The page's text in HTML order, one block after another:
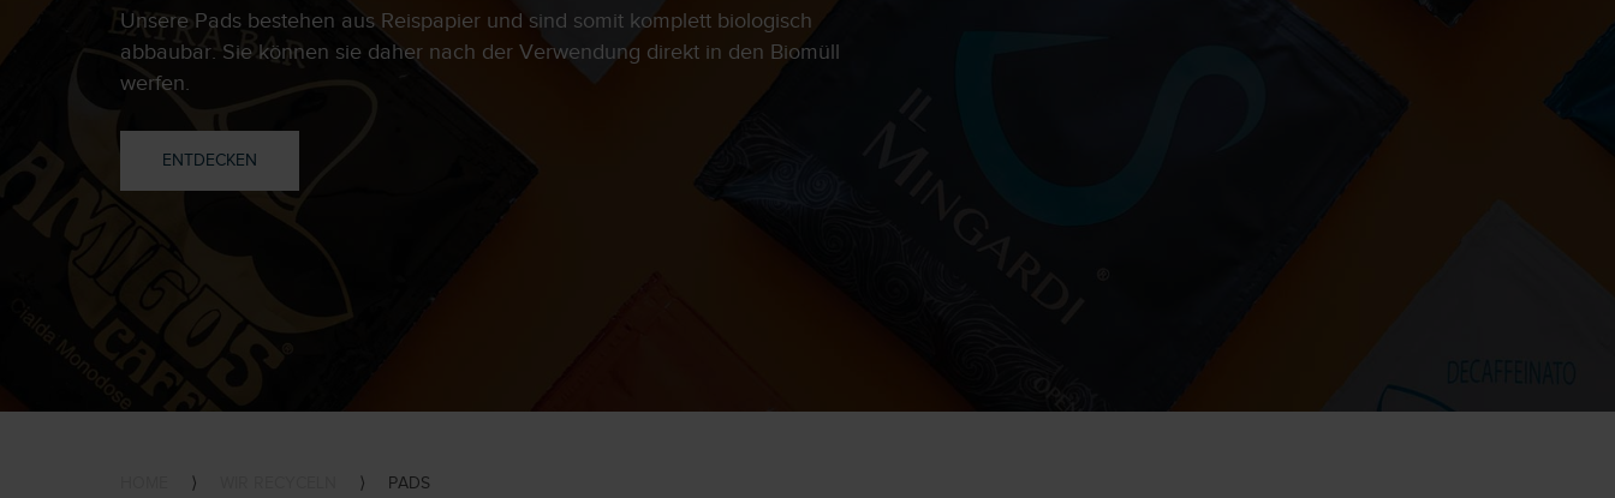
Unsere Pads bestehen aus Reispapier und sind somit komplett biologisch
abbaubar. Sie können sie daher nach der Verwendung direkt in den Biomüll
werfen.
ENTDECKEN
⟩ ⟩ PADS